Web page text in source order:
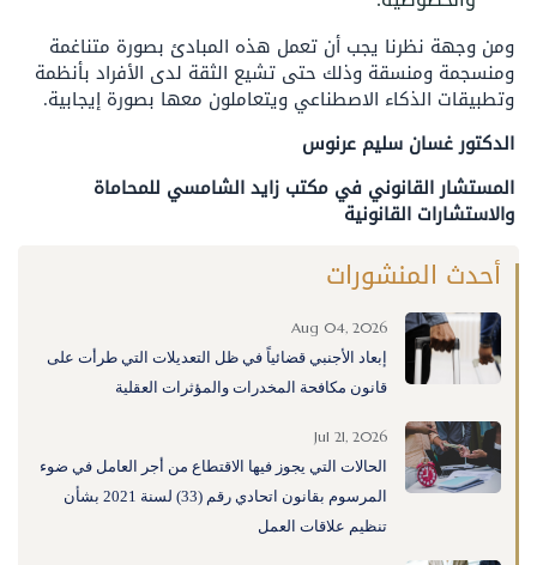
ومن وجهة نظرنا يجب أن تعمل هذه المبادئ بصورة متناغمة
ومنسجمة ومنسقة وذلك حتى تشيع الثقة لدى الأفراد بأنظمة
وتطبيقات الذكاء الاصطناعي ويتعاملون معها بصورة إيجابية.
الدكتور غسان سليم عرنوس
المستشار القانوني في مكتب زايد الشامسي للمحاماة
والاستشارات القانونية
أحدث المنشورات
Aug 04, 2026
إبعاد الأجنبي قضائياً في ظل التعديلات التي طرأت على
قانون مكافحة المخدرات والمؤثرات العقلية
Jul 21, 2026
الحالات التي يجوز فيها الاقتطاع من أجر العامل في ضوء
المرسوم بقانون اتحادي رقم (33) لسنة 2021 بشأن
تنظيم علاقات العمل